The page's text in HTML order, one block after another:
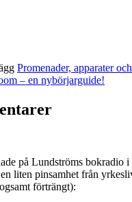
Promenader, apparater
– en nybörjarguide!
på Lundströms bokradio
liten pinsamhet från
förträngt):